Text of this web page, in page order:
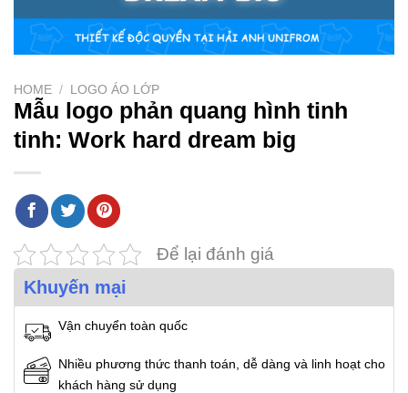
HOME / LOGO ÁO LỚP
Mẫu logo phản quang hình tinh
tinh: Work hard dream big
Để lại đánh giá
Khuyến mại
Vận chuyển toàn quốc
Nhiều phương thức thanh toán, dễ dàng và linh hoạt cho
khách hàng sử dụng